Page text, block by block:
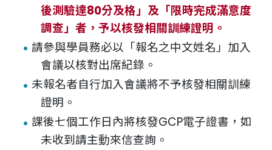
後測驗達80分及格」及「限時完成滿意度
調查」者，予以核發相關訓練證明。
請參與學員務必以「報名之中文姓名」加入
會議以核對出席紀錄。
未報名者自行加入會議將不予核發相關訓練
證明。
課後七個工作日內將核發GCP電子證書，如
未收到請主動來信查詢。